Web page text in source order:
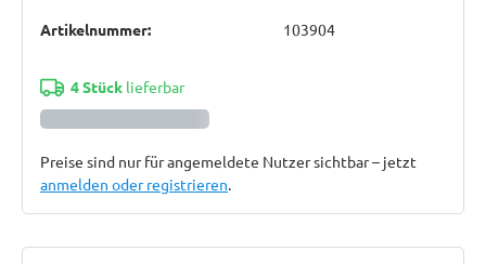
Artikelnummer: 103904
4 Stücklieferbar
Preise sind nur für angemeldete Nutzer sichtbar – jetzt
anmelden oder registrieren.